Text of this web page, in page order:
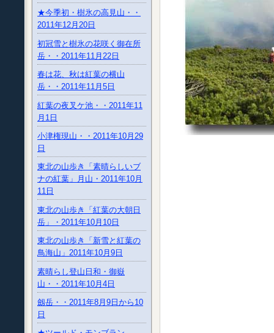
★今季初・樹氷の高見山・・
2011年12月20日
初冠雪と樹氷の花咲く御在所
岳・・2011年11月22日
春は花、秋は紅葉の横山
岳・・2011年11月5日
紅葉の夜叉ケ池・・2011年11
月1日
小津権現山・・2011年10月29
日
東北の山歩き「素晴らしいブ
ナの紅葉」月山・2011年10月
11日
東北の山歩き「紅葉の大朝日
岳」・2011年10月10日
東北の山歩き「新雪と紅葉の
鳥海山」2011年10月9日
素晴らし登山日和・御嶽
山・・2011年10月4日
劔岳・・2011年8月9日から10
日